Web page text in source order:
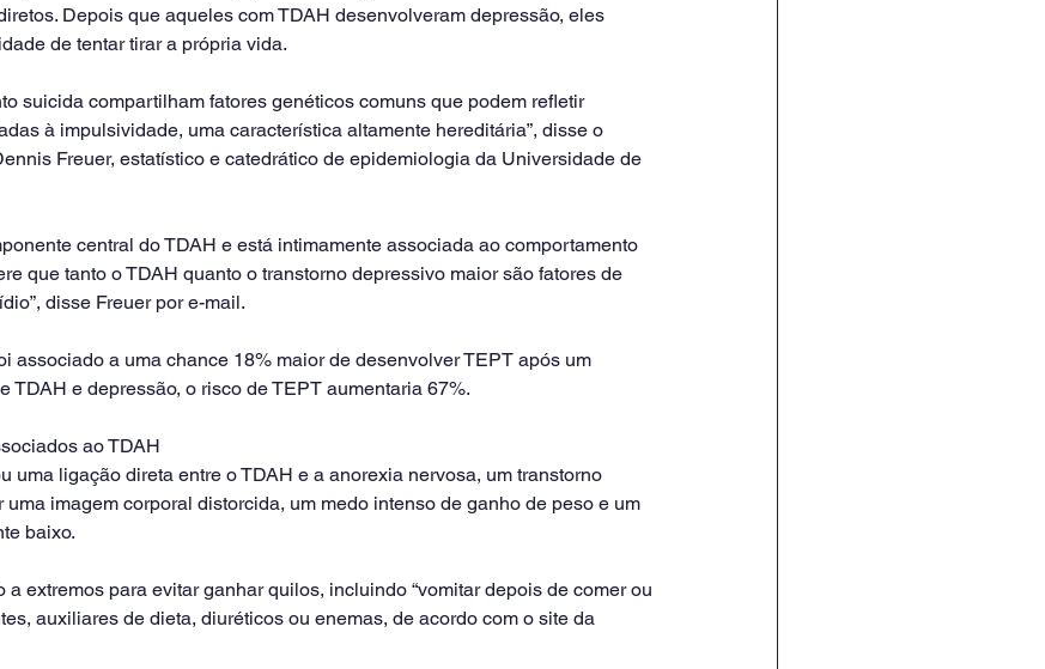
Depois que aqueles com TDAH desenvolveram depressão, eles
de tentar tirar a própria vida.
suicida compartilham fatores genéticos comuns que podem refletir
à impulsividade, uma característica altamente hereditária”, disse o
Freuer, estatístico e catedrático de epidemiologia da Universidade de
central do TDAH e está intimamente associada ao comportamento
que tanto o TDAH quanto o transtorno depressivo maior são fatores de
disse Freuer por e-mail.
associado a uma chance 18% maior de desenvolver TEPT após um
TDAH e depressão, o risco de TEPT aumentaria 67%.
ao TDAH
uma ligação direta entre o TDAH e a anorexia nervosa, um transtorno
imagem corporal distorcida, um medo intenso de ganho de peso e um
baixo.
a extremos para evitar ganhar quilos, incluindo “vomitar depois de comer ou
auxiliares de dieta, diuréticos ou enemas, de acordo com o site da